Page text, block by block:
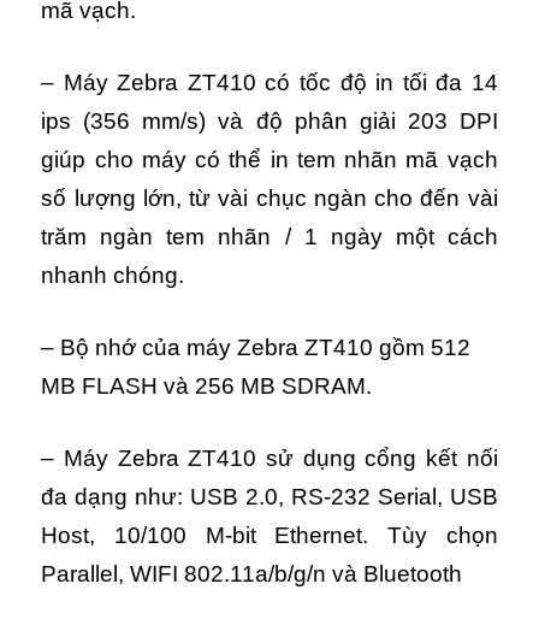
mã vạch.
– Máy Zebra ZT410 có tốc độ in tối đa 14
ips (356 mm/s) và độ phân giải 203 DPI
giúp cho máy có thể in tem nhãn mã vạch
số lượng lớn, từ vài chục ngàn cho đến vài
trăm ngàn tem nhãn / 1 ngày một cách
nhanh chóng.
– Bộ nhớ của máy Zebra ZT410 gồm 512
MB FLASH và 256 MB SDRAM.
– Máy Zebra ZT410 sử dụng cổng kết nối
đa dạng như: USB 2.0, RS-232 Serial, USB
Host, 10/100 M-bit Ethernet. Tùy chọn
Parallel, WIFI 802.11a/b/g/n và Bluetooth